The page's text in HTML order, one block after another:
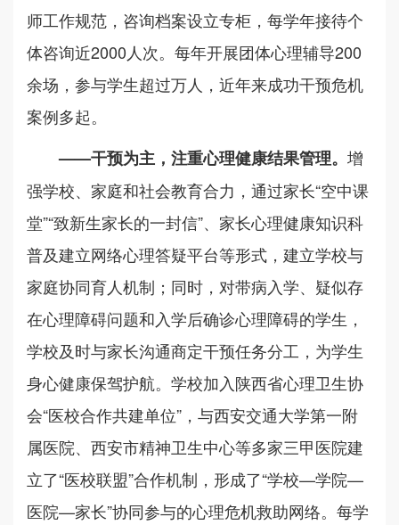
师工作规范，咨询档案设立专柜，每学年接待个
体咨询近2000人次。每年开展团体心理辅导200
余场，参与学生超过万人，近年来成功干预危机
案例多起。
——干预为主， 注重心理健康结果管理。 增
强学校、家庭和社会教育合力，通过家长“空中课
堂”“致新生家长的一封信”、家长心理健康知识科
普及建立网络心理答疑平台等形式，建立学校与
家庭协同育人机制；同时，对带病入学、疑似存
在心理障碍问题和入学后确诊心理障碍的学生，
学校及时与家长沟通商定干预任务分工，为学生
身心健康保驾护航。学校加入陕西省心理卫生协
会“医校合作共建单位”，与西安交通大学第一附
属医院、西安市精神卫生中心等多家三甲医院建
立了“医校联盟”合作机制，形成了“学校—学院—
医院—家长”协同参与的心理危机救助网络。每学